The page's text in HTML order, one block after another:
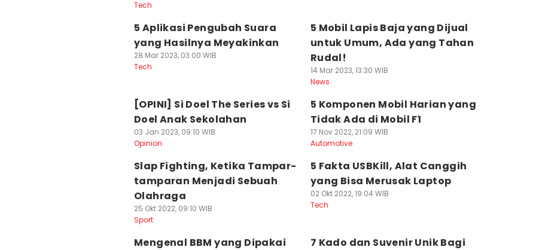
Tech
5 Aplikasi Pengubah Suara
yang Hasilnya Meyakinkan
28 Mar 2023, 03:00 WIB
Tech
5 Mobil Lapis Baja yang Dijual
untuk Umum, Ada yang Tahan
Rudal!
14 Mar 2023, 13:30 WIB
News
[OPINI] Si Doel The Series vs Si
Doel Anak Sekolahan
03 Jan 2023, 09:10 WIB
Opinion
5 Komponen Mobil Harian yang
Tidak Ada di Mobil F1
17 Nov 2022, 21:09 WIB
Automotive
Slap Fighting, Ketika Tampar-
tamparan Menjadi Sebuah
Olahraga
25 Okt 2022, 09:10 WIB
Sport
5 Fakta USBKill, Alat Canggih
yang Bisa Merusak Laptop
02 Okt 2022, 19:04 WIB
Tech
Mengenal BBM yang Dipakai
7 Kado dan Suvenir Unik Bagi